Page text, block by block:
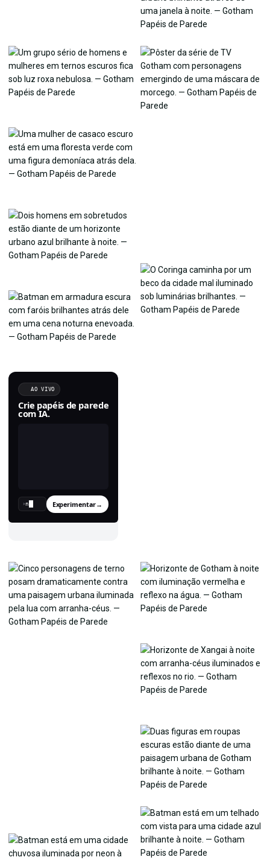
AO VIVO
Crie papéis de parede
com IA.
› Experimentar